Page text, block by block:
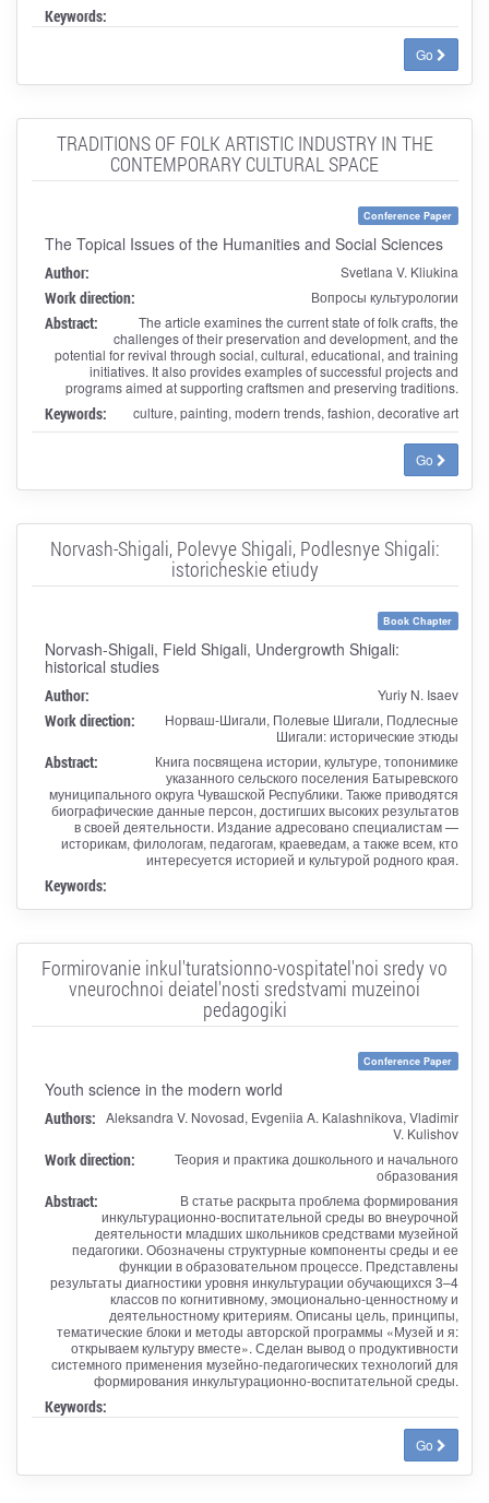
Keywords:
Go
TRADITIONS OF FOLK ARTISTIC INDUSTRY IN THE
CONTEMPORARY CULTURAL SPACE
Conference Paper
The Topical Issues of the Humanities and Social Sciences
Author: Svetlana V. Kliukina
Work direction: Вопросы культурологии
Abstract:
The article examines the current state of folk crafts, the
challenges of their preservation and development, and the
potential for revival through social, cultural, educational, and training
initiatives. It also provides examples of successful projects and
programs aimed at supporting craftsmen and preserving traditions.
Keywords: culture, painting, modern trends, fashion, decorative art
Go
Norvash-Shigali, Polevye Shigali, Podlesnye Shigali:
istoricheskie etiudy
Book Chapter
Norvash-Shigali, Field Shigali, Undergrowth Shigali:
historical studies
Author: Yuriy N. Isaev
Work direction:
Норваш-Шигали, Полевые Шигали, Подлесные
Шигали: исторические этюды
Abstract:
Книга посвящена истории, культуре, топонимике
указанного сельского поселения Батыревского
муниципального округа Чувашской Республики. Также приводятся
биографические данные персон, достигших высоких результатов
в своей деятельности. Издание адресовано специалистам —
историкам, филологам, педагогам, краеведам, а также всем, кто
интересуется историей и культурой родного края.
Keywords:
Formirovanie inkul'turatsionno-vospitatel'noi sredy vo
vneurochnoi deiatel'nosti sredstvami muzeinoi
pedagogiki
Conference Paper
Youth science in the modern world
Authors: Aleksandra V. Novosad, Evgeniia A. Kalashnikova, Vladimir
V. Kulishov
Work direction:
Теория и практика дошкольного и начального
образования
Abstract:
В статье раскрыта проблема формирования
инкультурационно-воспитательной среды во внеурочной
деятельности младших школьников средствами музейной
педагогики. Обозначены структурные компоненты среды и ее
функции в образовательном процессе. Представлены
результаты диагностики уровня инкультурации обучающихся 3–4
классов по когнитивному, эмоционально-ценностному и
деятельностному критериям. Описаны цель, принципы,
тематические блоки и методы авторской программы «Музей и я:
открываем культуру вместе». Сделан вывод о продуктивности
системного применения музейно-педагогических технологий для
формирования инкультурационно-воспитательной среды.
Keywords:
Go